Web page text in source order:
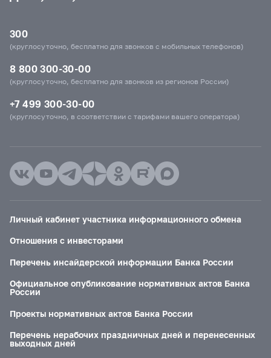
300
(круглосуточно, бесплатно для звонков с мобильных телефонов)
8 800 300-30-00
(круглосуточно, бесплатно для звонков из регионов России)
+7 499 300-30-00
(круглосуточно, в соответствии с тарифами вашего оператора)
Личный кабинет участника информационного обмена
Отношения с инвесторами
Перечень инсайдерской информации Банка России
Официальное опубликование нормативных актов Банка
России
Проекты нормативных актов Банка России
Перечень нерабочих праздничных дней и перенесенных
выходных дней